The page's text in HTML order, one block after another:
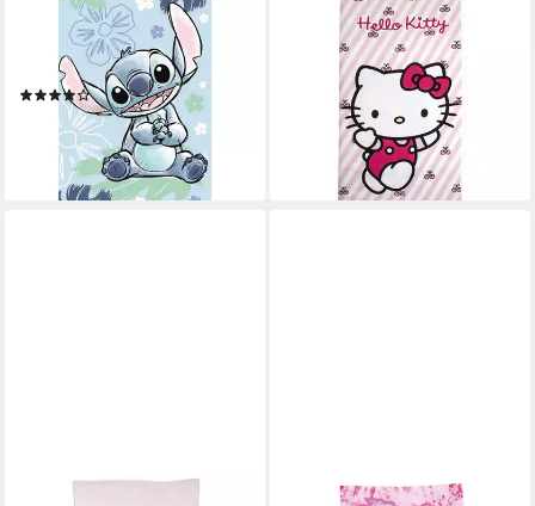
Handtuch Lilo & Stitch Ohana
Blue Handtuch 30 × 50 cm
aus 100% Baumwolle
(1)
5,95 € 14,95 €
lieferbar - in 5-6 Werktagen bei dir
Strandtuch Hello Kitty
Badetuch Kinder Strandtuch
140×70 cm aus Polyester
ab 15,00 €
lieferbar - in 5-6 Werktagen bei dir